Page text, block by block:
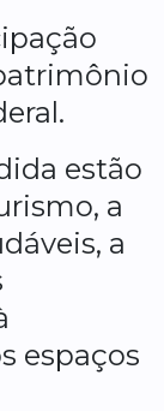
estão
a
a
espaços